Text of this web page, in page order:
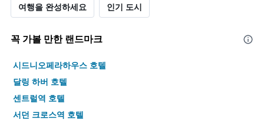
여행을 완성하세요 인기 도시
꼭 가볼 만한 랜드마크
시드니오페라하우스 호텔
달링 하버 호텔
센트럴역 호텔
서던 크로스역 호텔